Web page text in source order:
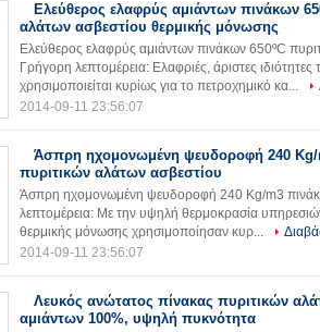
Ελεύθερος ελαφρύς αμιάντων πινάκων
αλάτων ασβεστίου θερμικής μόνωσης
Ελεύθερος ελαφρύς αμιάντων πινάκων 650ºC
Γρήγορη λεπτομέρεια: Ελαφριές, άριστες
χρησιμοποιείται κυρίως για το πετροχημικό κα...
2014-09-11 23:56:07
Άσπρη ηχομονωμένη ψευδοροφή 240 Kg/
πυριτικών αλάτων ασβεστίου
Άσπρη ηχομονωμένη ψευδοροφή 240 Kg/m3
λεπτομέρεια: Με την υψηλή θερμοκρασία
θερμικής μόνωσης χρησιμοποίησαν κυρ...
2014-09-11 23:56:07
Λευκός ανώτατος πίνακας πυριτικών
αμιάντων 100%, υψηλή πυκνότητα